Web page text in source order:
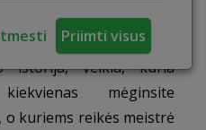
Priimti visus
jau paruoštas
edukacijos pradžioje
istorija, veikla, kuria
mėginsite
kuriems reikės meistrė